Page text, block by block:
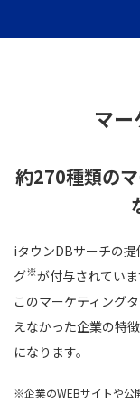
マ
約270種類の
iタウンDBサーチの
グ※が付与されていま
このマーケティング
えなかった企業の特
になります。
※企業のWEBサイトや公